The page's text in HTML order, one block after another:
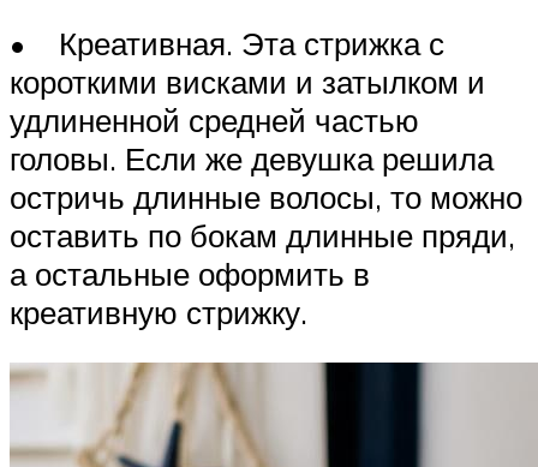
• Креативная. Эта стрижка с
короткими висками и затылком и
удлиненной средней частью
головы. Если же девушка решила
остричь длинные волосы, то можно
оставить по бокам длинные пряди,
а остальные оформить в
креативную стрижку.